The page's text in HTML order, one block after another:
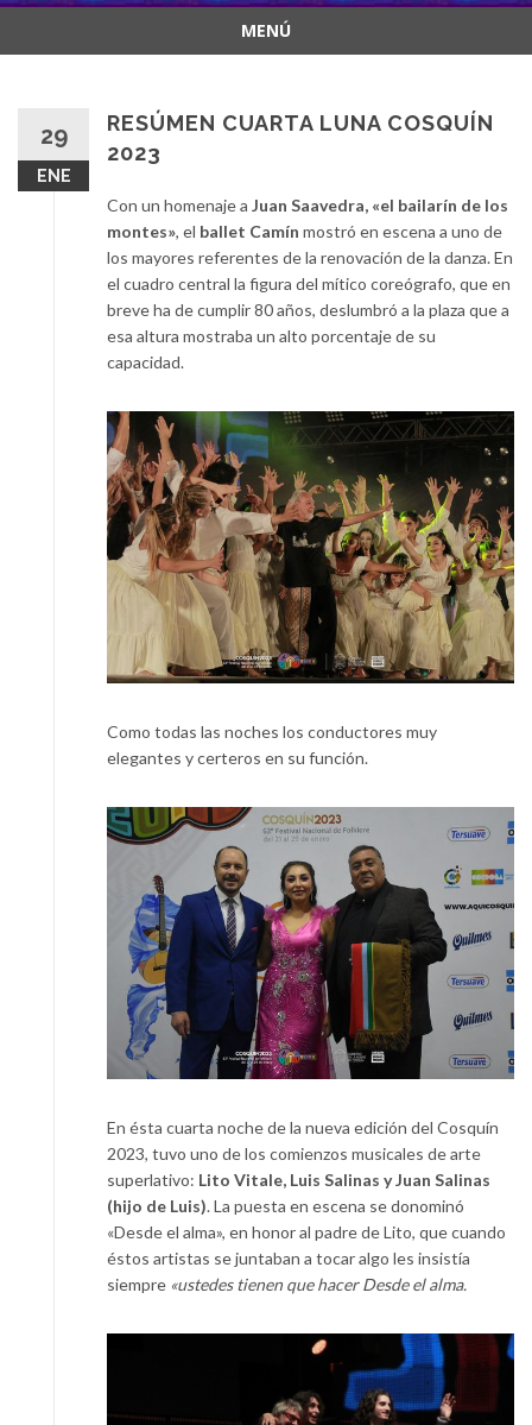
MENÚ
29
ENE
RESÚMEN CUARTA LUNA COSQUÍN
2023
Con un homenaje a Juan Saavedra, «el bailarín de los
montes», el ballet Camín mostró en escena a uno de
los mayores referentes de la renovación de la danza. En
el cuadro central la figura del mítico coreógrafo, que en
breve ha de cumplir 80 años, deslumbró a la plaza que a
esa altura mostraba un alto porcentaje de su
capacidad.
Como todas las noches los conductores muy
elegantes y certeros en su función.
En ésta cuarta noche de la nueva edición del Cosquín
2023, tuvo uno de los comienzos musicales de arte
superlativo: Lito Vitale, Luis Salinas y Juan Salinas
(hijo de Luis). La puesta en escena se donominó
«Desde el alma», en honor al padre de Lito, que cuando
éstos artistas se juntaban a tocar algo les insistía
siempre «ustedes tienen que hacer Desde el alma.